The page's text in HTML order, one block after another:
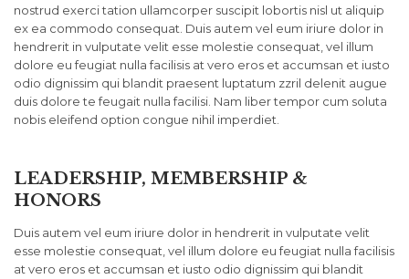
nostrud exerci tation ullamcorper suscipit lobortis nisl ut aliquip
ex ea commodo consequat. Duis autem vel eum iriure dolor in
hendrerit in vulputate velit esse molestie consequat, vel illum
dolore eu feugiat nulla facilisis at vero eros et accumsan et iusto
odio dignissim qui blandit praesent luptatum zzril delenit augue
duis dolore te feugait nulla facilisi. Nam liber tempor cum soluta
nobis eleifend option congue nihil imperdiet.
LEADERSHIP, MEMBERSHIP &
HONORS
Duis autem vel eum iriure dolor in hendrerit in vulputate velit
esse molestie consequat, vel illum dolore eu feugiat nulla facilisis
at vero eros et accumsan et iusto odio dignissim qui blandit